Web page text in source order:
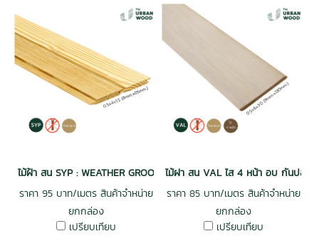
ไม้ฝ้า สน SYP : WEATHER GROOVE ฝาร่องวี อบ กันปลวก H3.2 เกรดพรี
ราคา 95 บาท/เมตร สินค้าจำหน่าย
ยกกล่อง
เปรียบเทียบ
ไม้ฝา สน VAL ไส 4 หน้า อบ กันปลวก
ราคา 85 บาท/เมตร สินค้าจำหน่าย
ยกกล่อง
เปรียบเทียบ